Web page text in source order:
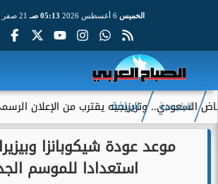
الخميس 05:13 صـ 21 صفر 1448
وتريزيجيه يقترب من الإعلان الرسمي
الرئيسية الرياضة
موعد عودة شيكوبانزا
استعدادا للموسم